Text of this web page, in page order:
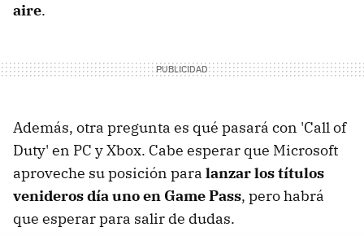
aire.
Además, otra pregunta es qué pasará con 'Call of
Duty' en PC y Xbox. Cabe esperar que Microsoft
aproveche su posición para lanzar los títulos
venideros día uno en Game Pass, pero habrá
que esperar para salir de dudas.